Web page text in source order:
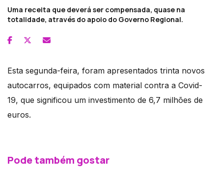
Uma receita que deverá ser compensada, quase na
totalidade, através do apoio do Governo Regional.
Esta segunda-feira, foram apresentados trinta novos
autocarros, equipados com material contra a Covid-
19, que significou um investimento de 6,7 milhões de
euros.
Pode também gostar